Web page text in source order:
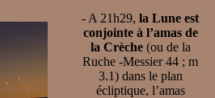
- A 21h29, la Lune est
conjointe à l’amas de
la Crèche(ou de la
Ruche -Messier 44 ; m
3.1) dans le plan
écliptique, l’amas